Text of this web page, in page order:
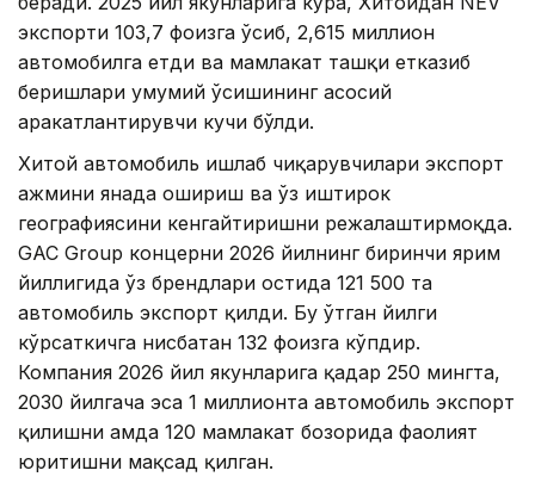
экспорти 103,7 фоизга ўсиб, 2,615 миллион
автомобилга етди ва мамлакат ташқи етказиб
беришлари умумий ўсишининг асосий
ҳаракатлантирувчи кучи бўлди.
Хитой автомобиль ишлаб чиқарувчилари экспорт
ҳажмини янада ошириш ва ўз иштирок
географиясини кенгайтиришни режалаштирмоқда.
GAC Group концерни 2026 йилнинг биринчи ярим
йиллигида ўз брендлари остида 121 500 та
автомобиль экспорт қилди. Бу ўтган йилги
кўрсаткичга нисбатан 132 фоизга кўпдир.
Компания 2026 йил якунларига қадар 250 мингта,
2030 йилгача эса 1 миллионта автомобиль экспорт
қилишни ҳамда 120 мамлакат бозорида фаолият
юритишни мақсад қилган.